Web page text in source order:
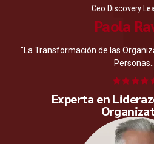
Ceo Discovery
Paola
"La Transformación de las
Experta en